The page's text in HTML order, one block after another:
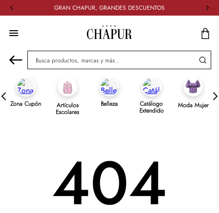
GRAN CHAPUR, GRANDES DESCUENTOS
Busca productos, marcas y más...
Zona Cupón Artículos
Escolares
Belleza Catálogo
Extendido
Moda Mujer
404